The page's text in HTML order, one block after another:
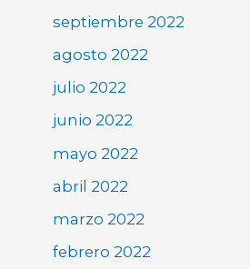
septiembre 2022
agosto 2022
julio 2022
junio 2022
mayo 2022
abril 2022
marzo 2022
febrero 2022